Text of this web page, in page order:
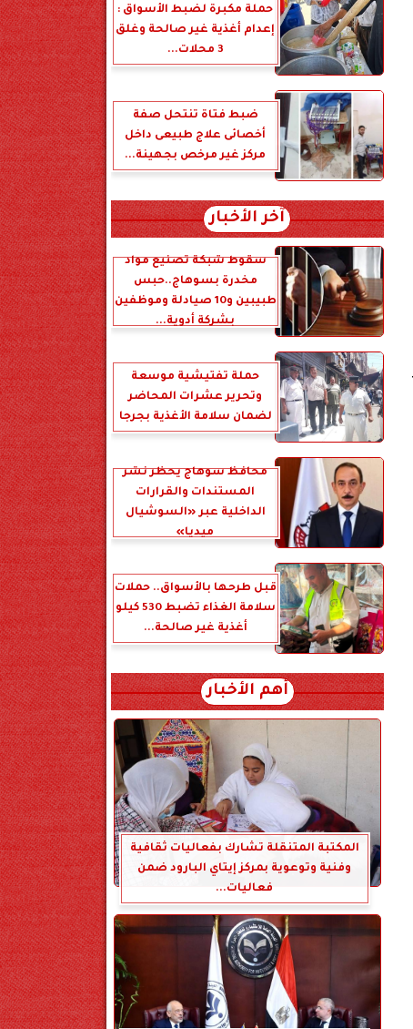
حملة مكبرة لضبط الأسواق :
إعدام أغذية غير صالحة وغلق
3 محلات...
ضبط فتاة تنتحل صفة
أخصائى علاج طبيعى داخل
مركز غير مرخص بجهينة...
آخر الأخبار
سقوط شبكة تصنيع مواد
مخدرة بسوهاج..حبس
طبيبين و10 صيادلة وموظفين
بشركة أدوية...
حملة تفتيشية موسعة
وتحرير عشرات المحاضر
لضمان سلامة الأغذية بجرجا
محافظ سوهاج يحظر نشر
المستندات والقرارات
الداخلية عبر «السوشيال
ميديا»
قبل طرحها بالأسواق.. حملات
سلامة الغذاء تضبط 530 كيلو
أغذية غير صالحة...
أهم الأخبار
المكتبة المتنقلة تشارك بفعاليات ثقافية
وفنية وتوعوية بمركز إيتاي البارود ضمن
فعاليات...